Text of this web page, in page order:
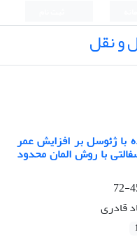
و نقل
با ژئوسل بر افزایش عمر
با روش المان محدود
قادری